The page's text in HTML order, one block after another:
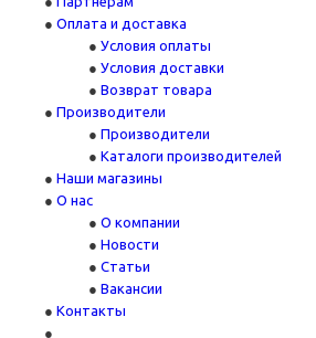
Оплата и доставка
Условия оплаты
Условия доставки
Возврат товара
Производители
Производители
Каталоги производителей
Наши магазины
О нас
О компании
Новости
Статьи
Вакансии
Контакты